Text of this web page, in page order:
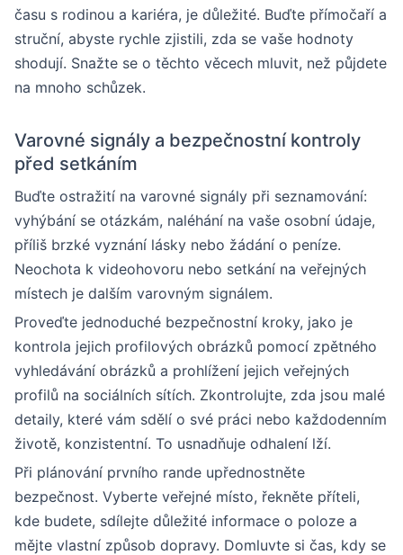
času s rodinou a kariéra, je důležité. Buďte přímočaří a
struční, abyste rychle zjistili, zda se vaše hodnoty
shodují. Snažte se o těchto věcech mluvit, než půjdete
na mnoho schůzek.
Varovné signály a bezpečnostní kontroly
před setkáním
Buďte ostražití na varovné signály při seznamování:
vyhýbání se otázkám, naléhání na vaše osobní údaje,
příliš brzké vyznání lásky nebo žádání o peníze.
Neochota k videohovoru nebo setkání na veřejných
místech je dalším varovným signálem.
Proveďte jednoduché bezpečnostní kroky, jako je
kontrola jejich profilových obrázků pomocí zpětného
vyhledávání obrázků a prohlížení jejich veřejných
profilů na sociálních sítích. Zkontrolujte, zda jsou malé
detaily, které vám sdělí o své práci nebo každodenním
životě, konzistentní. To usnadňuje odhalení lží.
Při plánování prvního rande upřednostněte
bezpečnost. Vyberte veřejné místo, řekněte příteli,
kde budete, sdílejte důležité informace o poloze a
mějte vlastní způsob dopravy. Domluvte si čas, kdy se